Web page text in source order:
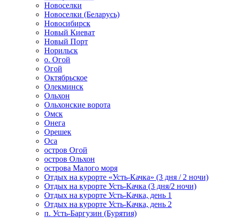
Новоселки
Новоселки (Беларусь)
Новосибирск
Новый Киеват
Новый Порт
Норильск
о. Огой
Огой
Октябрьское
Олекминск
Ольхон
Ольхонские ворота
Омск
Онега
Орешек
Оса
остров Огой
остров Ольхон
острова Малого моря
Отдых на курорте «Усть-Качка» (3 дня / 2 ночи)
Отдых на курорте Усть-Качка (3 дня/2 ночи)
Отдых на курорте Усть-Качка, день 1
Отдых на курорте Усть-Качка, день 2
п. Усть-Баргузин (Бурятия)